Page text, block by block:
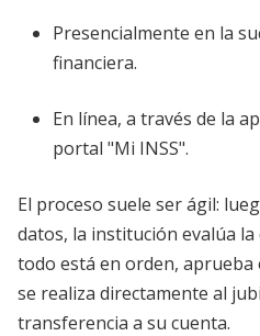
Presencialmente en la
financiera.
En línea, a través de la
portal "Mi INSS".
El proceso suele ser ágil:
datos, la institución evalúa la
todo está en orden, aprueba
se realiza directamente al
transferencia a su cuenta.